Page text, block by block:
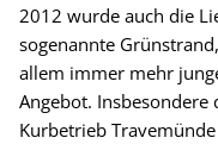
2012 wurde auch die
sogenannte
allem immer mehr
Angebot.
Kurbetrieb